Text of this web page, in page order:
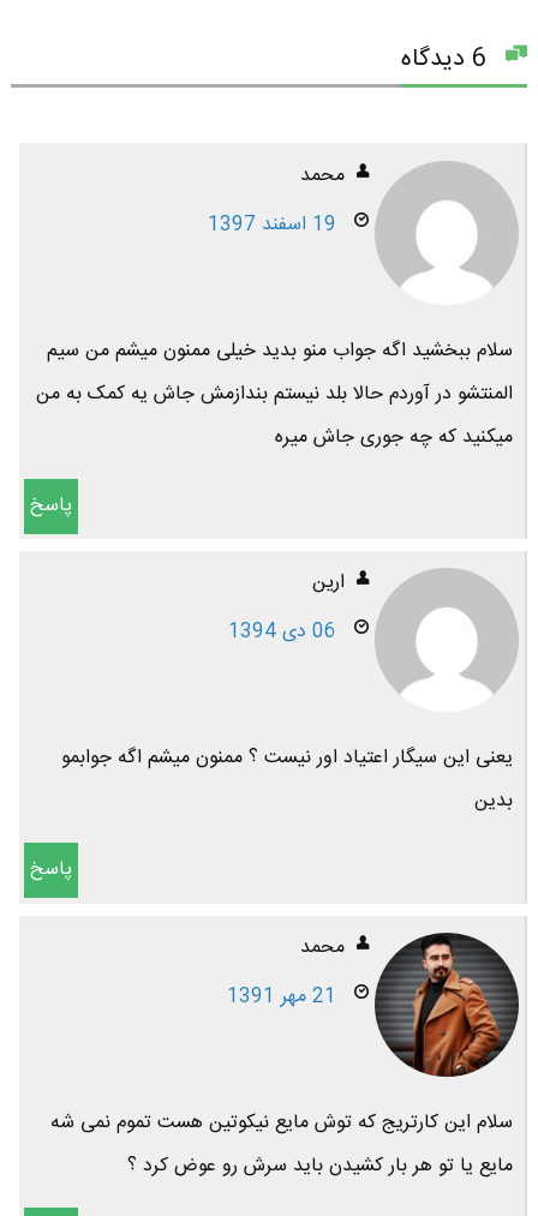
محمد
19 اسفند 1397
سلام ببخشید اگه جواب منو بدید خیلی ممنون میشم من سیم
المنتشو در آوردم حالا بلد نیستم بندازمش جاش یه کمک به من
میکنید که چه جوری جاش میره
پاسخ
ارين
06 دی 1394
یعنی این سیگار اعتیاد اور نیست ؟ ممنون میشم اگه جوابمو
بدین
پاسخ
محمد
21 مهر 1391
سلام این کارتریج که توش مایع نیکوتین هست تموم نمی شه
مایع یا تو هر بار کشیدن باید سرش رو عوض کرد ؟